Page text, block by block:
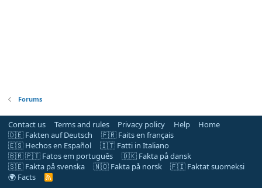
Forums
Contact us Terms and rules Privacy policy Help
Home
🇩🇪 Fakten auf Deutsch
🇫🇷 Faits en français
🇪🇸 Hechos en Español
🇮🇹 Fatti in Italiano
🇧🇷 🇵🇹 Fatos em português
🇩🇰 Fakta på dansk
🇸🇪 Fakta på svenska
🇳🇴 Fakta på norsk
🇫🇮 Faktat suomeksi
🌍 Facts
R